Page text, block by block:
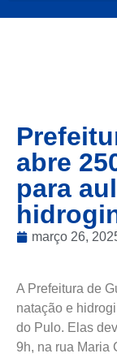
abre
para
março 26,
A Prefeitura de
natação e
do Pulo. Elas
9h, na rua Maria